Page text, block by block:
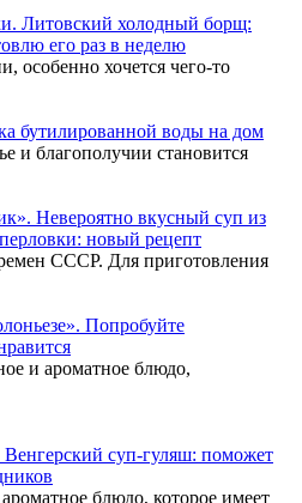
Литовский холодный борщ:
его раз в неделю
особенно хочется чего-то
бутилированной воды на дом
и благополучии становится
Невероятно вкусный суп из
новый рецепт
СССР. Для приготовления
Попробуйте
и ароматное блюдо,
суп-гуляш: поможет
блюдо, которое имеет